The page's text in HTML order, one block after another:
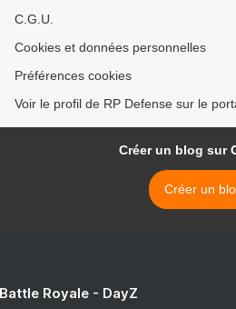
C.G.U.
Cookies et données personnelles
Préférences cookies
Voir le profil de RP Defense sur le
Créer un blog sur
Créer un
Royale - DayZ